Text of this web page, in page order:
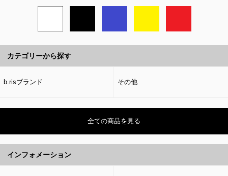
カテゴリーから探す
b.risブランド その他
全ての商品を見る
インフォメーション